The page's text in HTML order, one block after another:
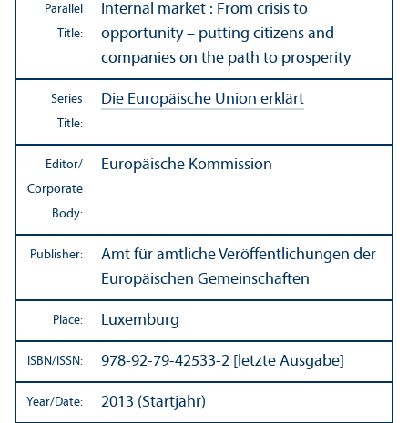
Parallel
Title:
Internal market : From crisis to
opportunity – putting citizens and
companies on the path to prosperity
Series
Title:
Die Europäische Union erklärt
Editor/
Corporate
Body:
Europäische Kommission
Publisher:
Amt für amtliche Veröffentlichungen der
Europäischen Gemeinschaften
Place: Luxemburg
ISBN/ISSN: 978-92-79-42533-2 [letzte Ausgabe]
Year/Date: 2013 (Startjahr)